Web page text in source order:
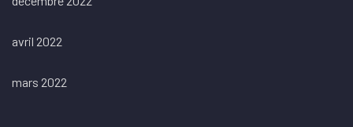
avril 2022
mars 2022